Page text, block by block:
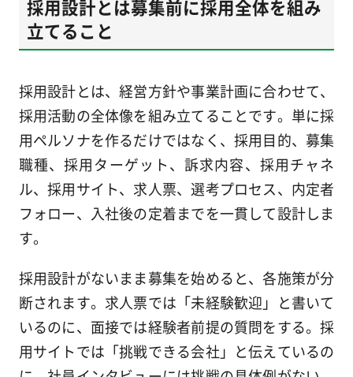
採用設計とは募集前に採用全体を組み
立てること
採用設計とは、経営方針や事業計画に合わせて、
採用活動の全体像を組み立てることです。単に採
用ペルソナを作るだけではなく、採用目的、募集
職種、採用ターゲット、訴求内容、採用チャネ
ル、採用サイト、求人票、選考プロセス、内定者
フォロー、入社後の定着までを一貫して設計しま
す。
採用設計がないまま募集を始めると、各施策が分
断されます。求人票では「未経験歓迎」と書いて
いるのに、面接では経験者前提の質問をする。採
用サイトでは「挑戦できる会社」と伝えているの